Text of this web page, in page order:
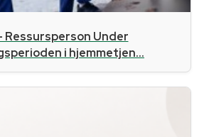
Ressursperson Under
i hjemmetjen...